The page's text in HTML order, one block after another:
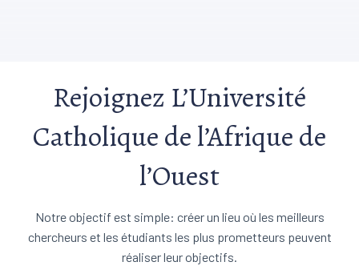
Rejoignez L’Université
Catholique de l’Afrique de
l’Ouest
Notre objectif est simple: créer un lieu où les meilleurs
chercheurs et les étudiants les plus prometteurs peuvent
réaliser leur objectifs.